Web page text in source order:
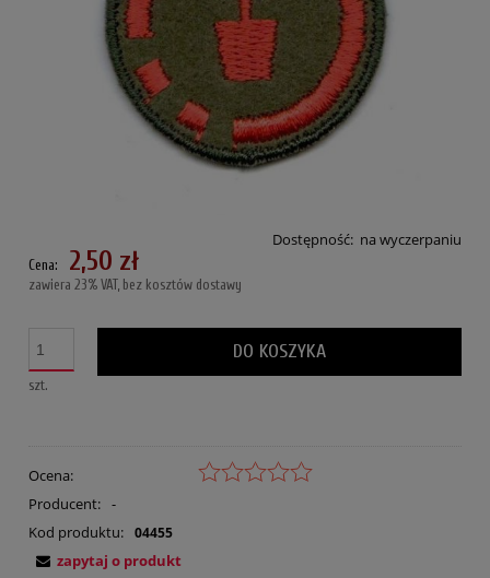
Dostępność: na wyczerpaniu
Cena: 2,50 zł
zawiera 23% VAT, bez kosztów dostawy
szt.
DO KOSZYKA
Ocena:
Producent: -
Kod produktu:
04455
zapytaj o produkt